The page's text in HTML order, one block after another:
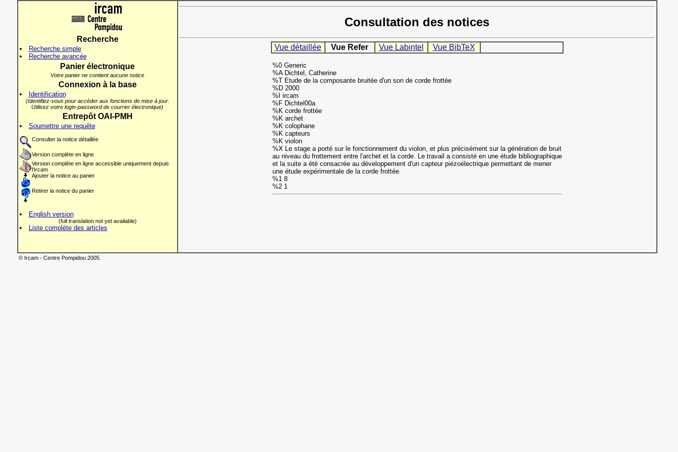
Recherche
Recherche simple
Recherche avancée
Panier électronique
Votre panier ne contient aucune notice
Connexion à la base
Identification
(Identifiez-vous pour accéder aux fonctions de mise à jour.
Utilisez votre login-password de courrier électronique)
Entrepôt OAI-PMH
Soumettre une requête
Consulter la notice détaillée
Version complète en ligne
Version complète en ligne accessible uniquement depuis
l'Ircam
Ajouter la notice au panier
Retirer la notice du panier
English version
(full translation not yet available)
Liste complète des articles
Consultation des notices
Vue détaillée Vue Refer Vue Labintel Vue BibTeX
%0 Generic
%A Dichtel, Catherine
%T Etude de la composante bruitée d'un son de corde frottée
%D 2000
%I ircam
%F Dichtel00a
%K corde frottée
%K archet
%K colophane
%K capteurs
%K violon
%X Le stage a porté sur le fonctionnement du violon, et plus précisément sur la génération de bruit
au niveau du frottement entre l'archet et la corde. Le travail a consisté en une étude bibliographique
et la suite a été consacrée au développement d'un capteur piézoélectrique permettant de mener
une étude expérimentale de la corde frottée.
%1 8
%2 1
© Ircam - Centre Pompidou 2005.